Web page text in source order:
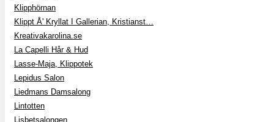
Klipphörnan
Klippt Å' Kryllat I Gallerian, Kristianst…
Kreativakarolina.se
La Capelli Hår & Hud
Lasse-Maja, Klippotek
Lepidus Salon
Liedmans Damsalong
Lintotten
Lisbetsalongen